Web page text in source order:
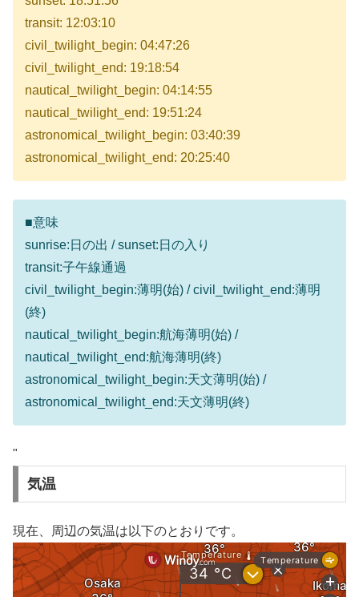
transit: 12:03:10
civil_twilight_begin: 04:47:26
civil_twilight_end: 19:18:54
nautical_twilight_begin: 04:14:55
nautical_twilight_end: 19:51:24
astronomical_twilight_begin: 03:40:39
astronomical_twilight_end: 20:25:40
■意味
sunrise:日の出 / sunset:日の入り
transit:子午線通過
civil_twilight_begin:薄明(始) / civil_twilight_end:薄明
(終)
nautical_twilight_begin:航海薄明(始) /
nautical_twilight_end:航海薄明(終)
astronomical_twilight_begin:天文薄明(始) /
astronomical_twilight_end:天文薄明(終)
"
気温
現在、周辺の気温は以下のとおりです。